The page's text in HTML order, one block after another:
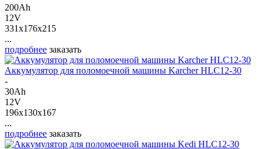
200Ah
12V
331x176x215
...
подробнее заказать
Аккумулятор для поломоечной машины Karcher HLC12-30
-
30Ah
12V
196x130x167
...
подробнее заказать